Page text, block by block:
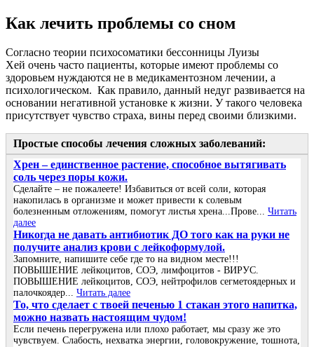
Как лечить проблемы со сном
Согласно теории психосоматики бессонницы Луизы
Хей очень часто пациенты, которые имеют проблемы со
здоровьем нуждаются не в медикаментозном лечении, а
психологическом. Как правило, данный недуг развивается на
основании негативной установке к жизни. У такого человека
присутствует чувство страха, вины перед своими близкими.
Простые способы лечения сложных заболеваний:
Хрен – единственное растение, способное вытягивать
соль через поры кожи.
Сделайте – не пожалеете! Избавиться от всей соли, которая
накопилась в организме и может привести к солевым
болезненным отложениям, помогут листья хрена...Прове... Читать
далее
Никогда не давать антибиотик ДО того как на руки не
получите анализ крови с лейкоформулой.
Запомните, напишите себе где то на видном месте!!!
ПОВЫШЕНИЕ лейкоцитов, СОЭ, лимфоцитов - ВИРУС.
ПОВЫШЕНИЕ лейкоцитов, СОЭ, нейтрофилов сегметоядерных и
палочкоядер... Читать далее
То, что сделает с твоей печенью 1 стакан этого напитка,
можно назвать настоящим чудом!
Если печень перегружена или плохо работает, мы сразу же это
чувствуем. Слабость, нехватка энергии, головокружение, тошнота,